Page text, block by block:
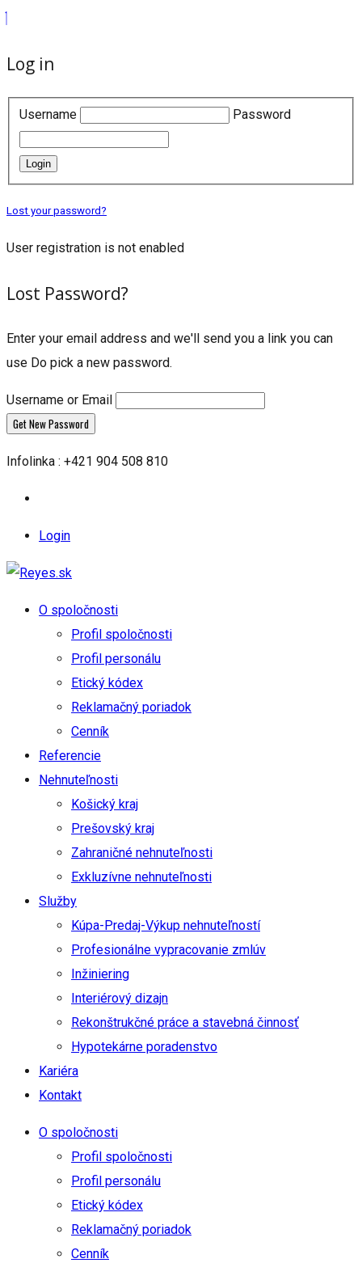
Log in
Username Password
Login
Lost your password?
User registration is not enabled
Lost Password?
Enter your email address and we'll send you a link you can
use Do pick a new password.
Username or Email
Infolinka : +421 904 508 810
Login
O spoločnosti
Profil spoločnosti
Profil personálu
Etický kódex
Reklamačný poriadok
Cenník
Referencie
Nehnuteľnosti
Košický kraj
Prešovský kraj
Zahraničné nehnuteľnosti
Exkluzívne nehnuteľnosti
Služby
Kúpa-Predaj-Výkup nehnuteľností
Profesionálne vypracovanie zmlúv
Inžiniering
Interiérový dizajn
Rekonštrukčné práce a stavebná činnosť
Hypotekárne poradenstvo
Kariéra
Kontakt
O spoločnosti
Profil spoločnosti
Profil personálu
Etický kódex
Reklamačný poriadok
Cenník